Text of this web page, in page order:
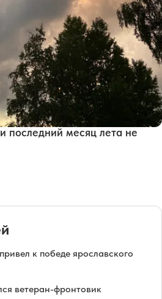
последний месяц лета не
к победе ярославского
ветеран-фронтовик